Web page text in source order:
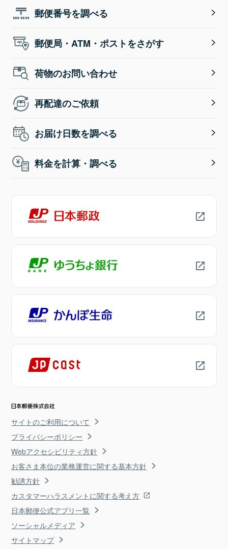
郵便番号を調べる
郵便局・ATM・ポストをさがす
荷物のお問い合わせ
再配達のご依頼
お届け日数を調べる
料金を計算・調べる
サイトのご利用について
プライバシーポリシー
Webアクセシビリティ方針
お客さま本位の業務運営に関する基本方針
勧誘方針
カスタマーハラスメントに関する考え方
日本郵便公式アプリ一覧
ソーシャルメディア
サイトマップ